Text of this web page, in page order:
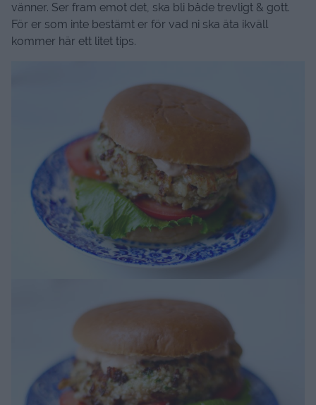
vänner. Ser fram emot det, ska bli både trevligt & gott.
För er som inte bestämt er för vad ni ska äta ikväll
kommer här ett litet tips.